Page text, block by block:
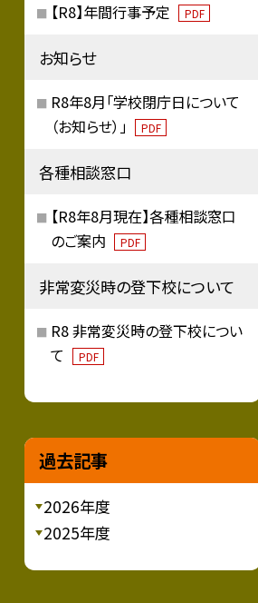
【R8】年間行事予定 PDF
お知らせ
R8年8月「学校閉庁日について
（お知らせ）」
PDF
各種相談窓口
【R8年8月現在】各種相談窓口
のご案内
PDF
非常変災時の登下校について
R8 非常変災時の登下校につい
て
PDF
過去記事
2026年度
2025年度